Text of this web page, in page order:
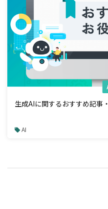
生成AIに関するおすすめ記事
AI